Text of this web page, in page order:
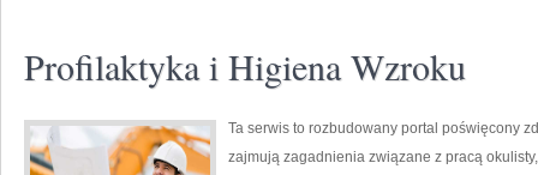
Profilaktyka i Higiena Wzroku
Ta serwis to rozbudowany portal poświęcony
zajmują zagadnienia związane z pracą